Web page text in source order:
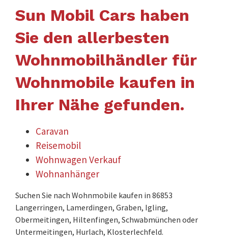
Sun Mobil Cars haben
Sie den allerbesten
Wohnmobilhändler für
Wohnmobile kaufen in
Ihrer Nähe gefunden.
Caravan
Reisemobil
Wohnwagen Verkauf
Wohnanhänger
Suchen Sie nach Wohnmobile kaufen in 86853
Langerringen, Lamerdingen, Graben, Igling,
Obermeitingen, Hiltenfingen, Schwabmünchen oder
Untermeitingen, Hurlach, Klosterlechfeld.